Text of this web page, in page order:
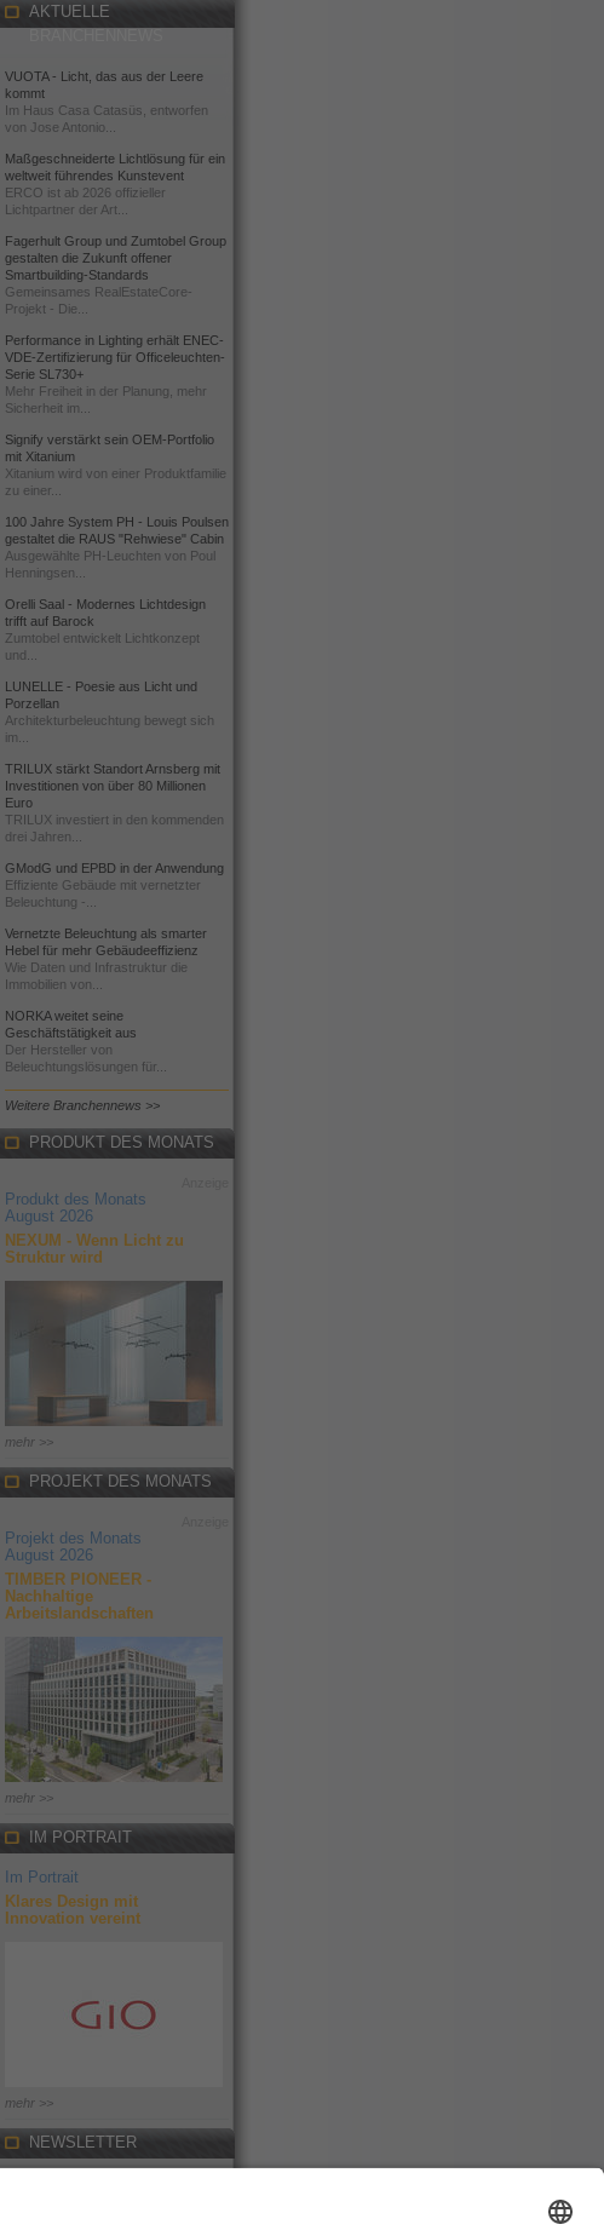
AKTUELLE
VUOTA - Licht, das aus der Leere
kommt
Im Haus Casa Catasüs, entworfen
von Jose Antonio...
Maßgeschneiderte Lichtlösung für ein
weltweit führendes Kunstevent
ERCO ist ab 2026 offizieller
Lichtpartner der Art...
Fagerhult Group und Zumtobel Group
gestalten die Zukunft offener
Smartbuilding-Standards
Gemeinsames RealEstateCore-
Projekt - Die...
Performance in Lighting erhält ENEC-
VDE-Zertifizierung für Officeleuchten-
Serie SL730+
Mehr Freiheit in der Planung, mehr
Sicherheit im...
Signify verstärkt sein OEM-Portfolio
mit Xitanium
Xitanium wird von einer Produktfamilie
zu einer...
100 Jahre System PH - Louis Poulsen
gestaltet die RAUS "Rehwiese" Cabin
Ausgewählte PH-Leuchten von Poul
Henningsen...
Orelli Saal - Modernes Lichtdesign
trifft auf Barock
Zumtobel entwickelt Lichtkonzept
und...
LUNELLE - Poesie aus Licht und
Porzellan
Architekturbeleuchtung bewegt sich
im...
TRILUX stärkt Standort Arnsberg mit
Investitionen von über 80 Millionen
Euro
TRILUX investiert in den kommenden
drei Jahren...
GModG und EPBD in der Anwendung
Effiziente Gebäude mit vernetzter
Beleuchtung -...
Vernetzte Beleuchtung als smarter
Hebel für mehr Gebäudeeffizienz
Wie Daten und Infrastruktur die
Immobilien von...
NORKA weitet seine
Geschäftstätigkeit aus
Der Hersteller von
Beleuchtungslösungen für...
Weitere Branchennews >>
PRODUKT DES MONATS
Produkt des Monats
August 2026
NEXUM - Wenn Licht zu
Struktur wird
mehr >>
PROJEKT DES MONATS
Projekt des Monats
August 2026
TIMBER PIONEER -
Nachhaltige
Arbeitslandschaften
mehr >>
IM PORTRAIT
Im Portrait
Klares Design mit
Innovation vereint
mehr >>
NEWSLETTER